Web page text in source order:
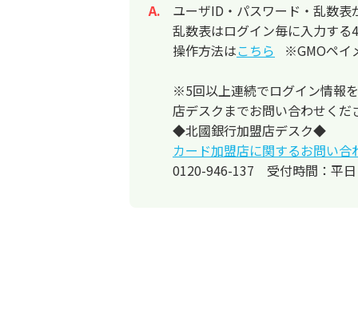
回答
ユーザID・パスワード・乱数
乱数表はログイン毎に入力する
操作方法はこちら ※GMOペイ
※5回以上連続でログイン情報
店デスクまでお問い合わせくだ
◆北國銀行加盟店デスク◆
カード加盟店に関するお問い合
0120-946-137 受付時間：平